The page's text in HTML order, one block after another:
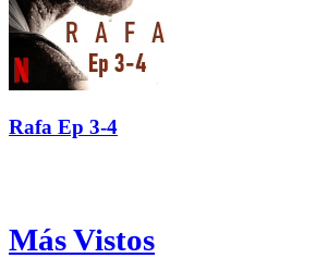
Rafa Ep 3-4
Más Vistos